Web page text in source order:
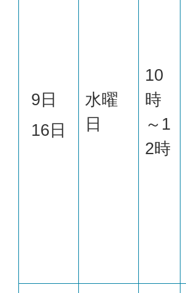
9日
16日
水曜
日
10
時
～1
2時